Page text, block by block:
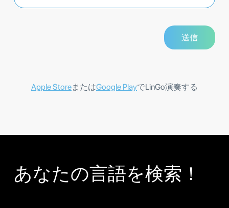
Apple StoreまたはGoogle PlayでLinGo演奏する
あなたの言語を検索！